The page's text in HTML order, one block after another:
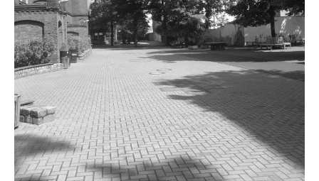
ZUM PROJEKT